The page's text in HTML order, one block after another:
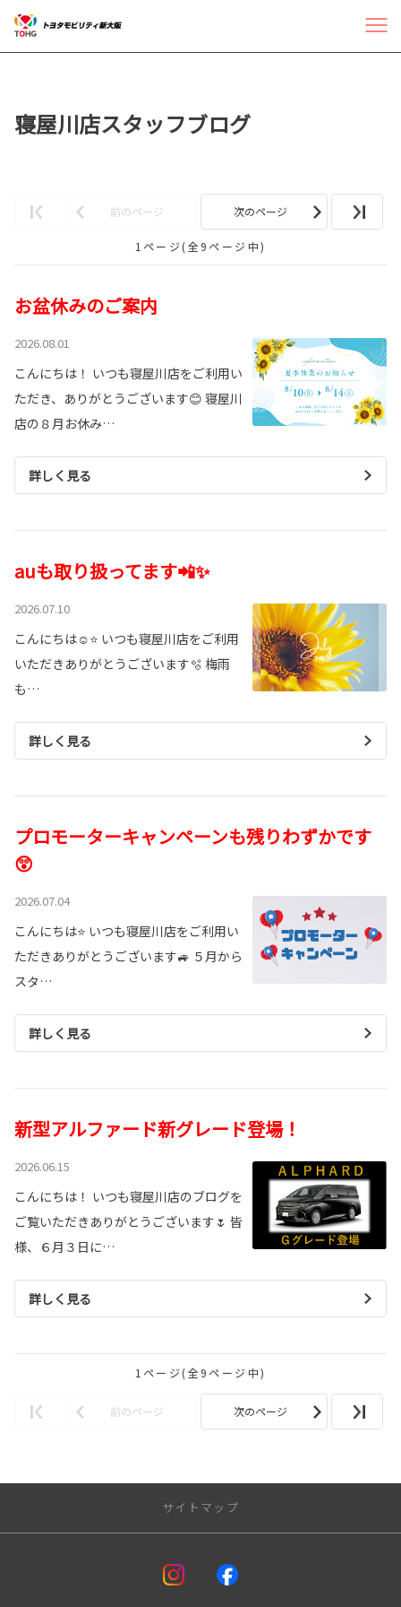
寝屋川店スタッフブログ
前のページ 次のページ
1ページ(全9ページ中)
お盆休みのご案内
2026.08.01
こんにちは！ いつも寝屋川店をご利用い
ただき、ありがとうございます😊 寝屋川
店の８月お休み…
詳しく見る
auも取り扱ってます📲✨
2026.07.10
こんにちは☺️⭐ いつも寝屋川店をご利用
いただきありがとうございます🫧 梅雨
も…
詳しく見る
プロモーターキャンペーンも残りわずかです
😲
2026.07.04
こんにちは⭐ いつも寝屋川店をご利用い
ただきありがとうございます🚙 ５月から
スタ…
詳しく見る
新型アルファード新グレード登場！
2026.06.15
こんにちは！ いつも寝屋川店のブログを
ご覧いただきありがとうございます🌷 皆
様、６月３日に…
詳しく見る
1ページ(全9ページ中)
前のページ 次のページ
サイトマップ